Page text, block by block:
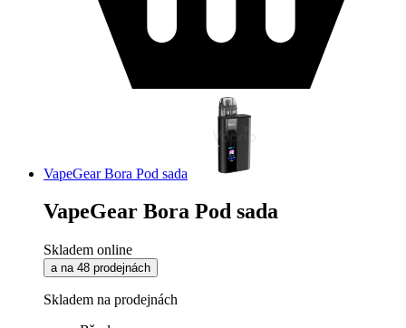
VapeGear Bora Pod sada
VapeGear Bora Pod sada
Skladem online
a na 48 prodejnách
Skladem na prodejnách